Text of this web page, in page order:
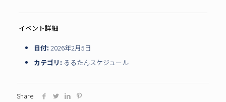
イベント詳細
日付: 2026年2月5日
カテゴリ: るるたんスケジュール
Share